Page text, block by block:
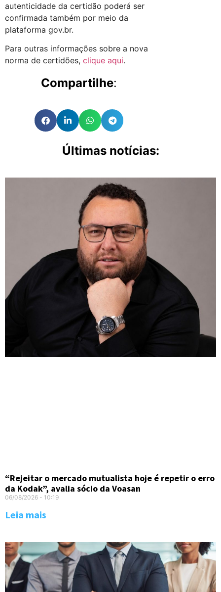
autenticidade da certidão poderá ser
confirmada também por meio da
plataforma gov.br.
Para outras informações sobre a nova
norma de certidões, clique aqui.
Compartilhe:
Últimas notícias:
“Rejeitar o mercado mutualista hoje é repetir o erro
da Kodak”, avalia sócio da Voasan
06/08/2026 10:19
Leia mais